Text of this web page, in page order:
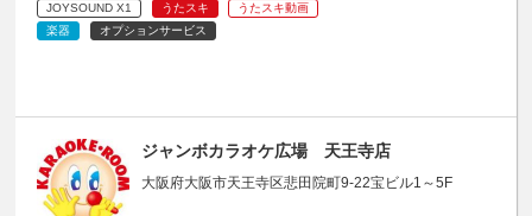
JOYSOUND X1 うたスキ
うたスキ動画
楽器
オプションサービス
ジャンボカラオケ広場 天王寺店
大阪府大阪市天王寺区悲田院町9-22宝ビル1～5F